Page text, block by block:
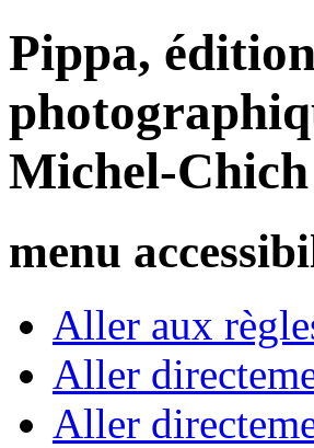
Pippa,
Michel-
menu
Aller aux
Aller
Aller